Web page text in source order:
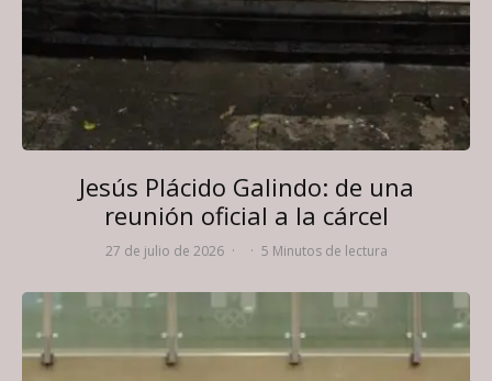
Jesús Plácido Galindo: de una
reunión oficial a la cárcel
27 de julio de 2026 · · 5 Minutos de lectura